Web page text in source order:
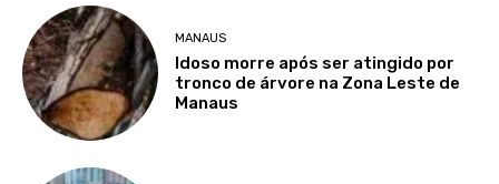
MANAUS
Idoso morre após ser atingido por
tronco de árvore na Zona Leste de
Manaus